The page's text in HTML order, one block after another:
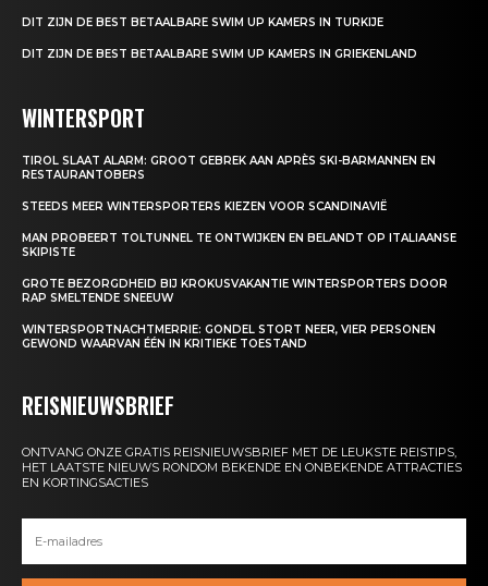
DIT ZIJN DE BEST BETAALBARE SWIM UP KAMERS IN TURKIJE
DIT ZIJN DE BEST BETAALBARE SWIM UP KAMERS IN GRIEKENLAND
WINTERSPORT
TIROL SLAAT ALARM: GROOT GEBREK AAN APRÈS SKI-BARMANNEN EN
RESTAURANTOBERS
STEEDS MEER WINTERSPORTERS KIEZEN VOOR SCANDINAVIË
MAN PROBEERT TOLTUNNEL TE ONTWIJKEN EN BELANDT OP ITALIAANSE
SKIPISTE
GROTE BEZORGDHEID BIJ KROKUSVAKANTIE WINTERSPORTERS DOOR
RAP SMELTENDE SNEEUW
WINTERSPORTNACHTMERRIE: GONDEL STORT NEER, VIER PERSONEN
GEWOND WAARVAN ÉÉN IN KRITIEKE TOESTAND
REISNIEUWSBRIEF
ONTVANG ONZE GRATIS REISNIEUWSBRIEF MET DE LEUKSTE REISTIPS,
HET LAATSTE NIEUWS RONDOM BEKENDE EN ONBEKENDE ATTRACTIES
EN KORTINGSACTIES